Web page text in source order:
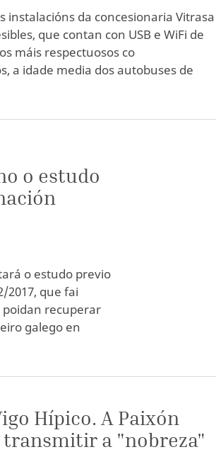
instalacións da concesionaria Vitrasa
que contan con USB e WiFi de
máis respectuosos co
a idade media dos autobuses de
o estudo
o estudo previo
2017, que fai
poidan recuperar
galego en
Hípico. A Paixón
transmitir a "nobreza"